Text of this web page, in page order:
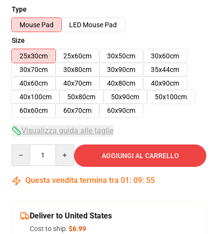
Type
Mouse Pad
LED Mouse Pad
Size
25x30cm
25x60cm 30x50cm
30x60cm
30x70cm
30x80cm 30x90cm
35x44cm
40x60cm
40x70cm 40x80cm
40x90cm
40x100cm
50x80cm 50x90cm
50x100cm
60x60cm
60x70cm 60x90cm
Visualizza guida alle taglie
AGGIUNGI AL CARRELLO
Questa vendita termina tra 01 : 09: 54
Deliver to United States
Cost to ship:$6.99